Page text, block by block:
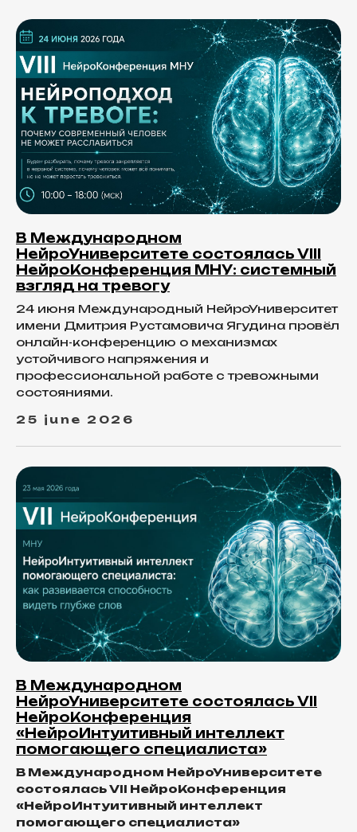
В Международном
НейроУниверситете состоялась VIII
НейроКонференция МНУ: системный
взгляд на тревогу
24 июня Международный НейроУниверситет
имени Дмитрия Рустамовича Ягудина провёл
онлайн-конференцию о механизмах
устойчивого напряжения и
профессиональной работе с тревожными
состояниями.
25 june 2026
В Международном
НейроУниверситете состоялась VII
НейроКонференция
«НейроИнтуитивный интеллект
помогающего специалиста»
В Международном НейроУниверситете
состоялась VII НейроКонференция
«НейроИнтуитивный интеллект
помогающего специалиста»